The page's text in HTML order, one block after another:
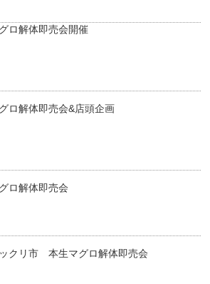
ロ解体即売会開催
ロ解体即売会&店頭企画
ロ解体即売会
クリ市 本生マグロ解体即売会